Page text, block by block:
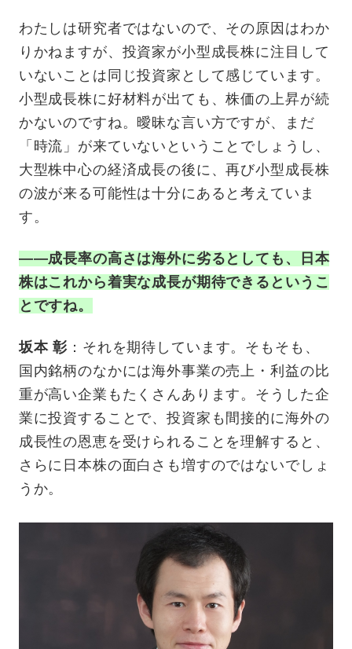
わたしは研究者ではないので、その原因はわか
りかねますが、投資家が小型成長株に注目して
いないことは同じ投資家として感じています。
小型成長株に好材料が出ても、株価の上昇が続
かないのですね。曖昧な言い方ですが、まだ
「時流」が来ていないということでしょうし、
大型株中心の経済成長の後に、再び小型成長株
の波が来る可能性は十分にあると考えていま
す。
——成長率の高さは海外に劣るとしても、日本
株はこれから着実な成長が期待できるというこ
とですね。
坂本 彰 ：それを期待しています。そもそも、
国内銘柄のなかには海外事業の売上・利益の比
重が高い企業もたくさんあります。そうした企
業に投資することで、投資家も間接的に海外の
成長性の恩恵を受けられることを理解すると、
さらに日本株の面白さも増すのではないでしょ
うか。